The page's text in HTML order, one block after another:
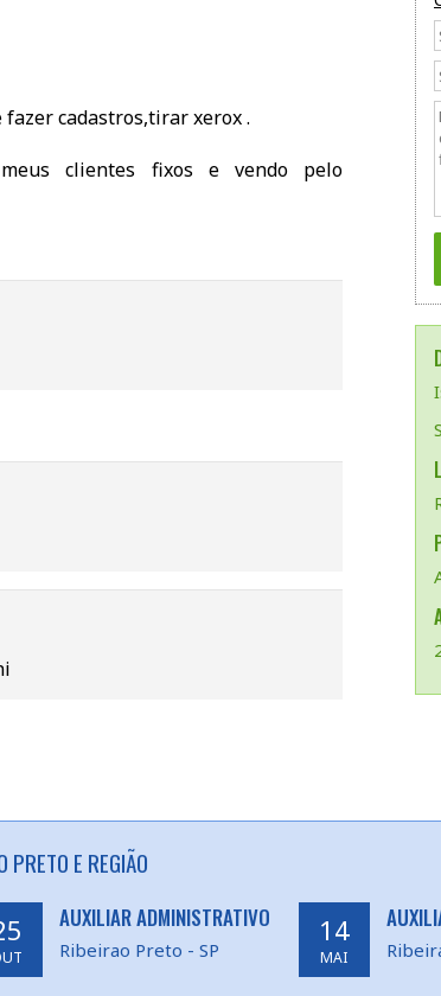
cadastros,tirar xerox .
clientes fixos e vendo pelo
E REGIÃO
AUXILIAR ADMINISTRATIVO
Ribeirao Preto - SP
14
MAI